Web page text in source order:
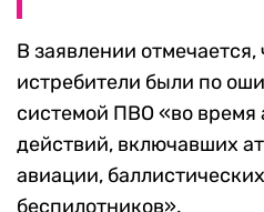
В заявлении
истребители были по
системой ПВО «во время
действий, включавших
авиации,
беспилотников».